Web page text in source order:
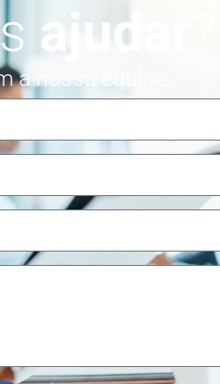
ajudar
a nossa equipe.